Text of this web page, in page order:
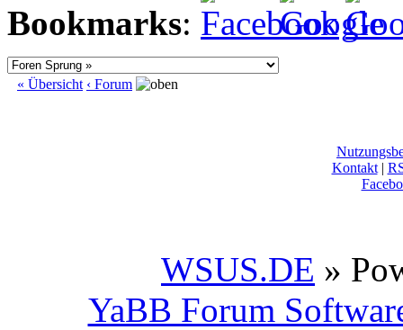
Bookmarks:
« Übersicht ‹ Forum
Kontakt|
WSUS.DE »
YaBB Forum